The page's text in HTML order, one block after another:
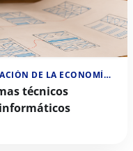
COMPETENCIAS PARA LA DIGITALIZACIÓN DE LA ECONOMÍA SOCIAL
técnicos